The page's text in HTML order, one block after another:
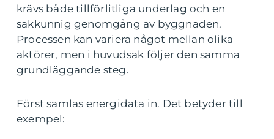
krävs både tillförlitliga underlag och en
sakkunnig genomgång av byggnaden.
Processen kan variera något mellan olika
aktörer, men i huvudsak följer den samma
grundläggande steg.
Först samlas energidata in. Det betyder till
exempel: